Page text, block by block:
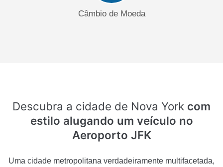
Câmbio de Moeda
Descubra a cidade de Nova York com
estilo alugando um veículo no
Aeroporto JFK
Uma cidade metropolitana verdadeiramente multifacetada,